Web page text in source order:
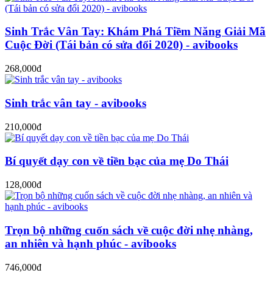
Sinh Trắc Vân Tay: Khám Phá Tiềm Năng Giải Mã
Cuộc Đời (Tái bản có sửa đổi 2020) - avibooks
268,000đ
Sinh trắc vân tay - avibooks
210,000đ
Bí quyết dạy con về tiền bạc của mẹ Do Thái
128,000đ
Trọn bộ những cuốn sách về cuộc đời nhẹ nhàng,
an nhiên và hạnh phúc - avibooks
746,000đ